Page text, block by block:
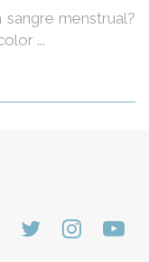
menstrual?
...